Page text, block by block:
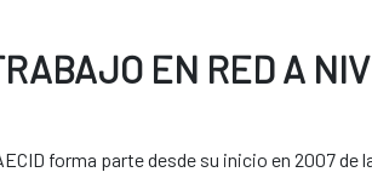
EN RED A
forma parte desde su inicio en 2007 de